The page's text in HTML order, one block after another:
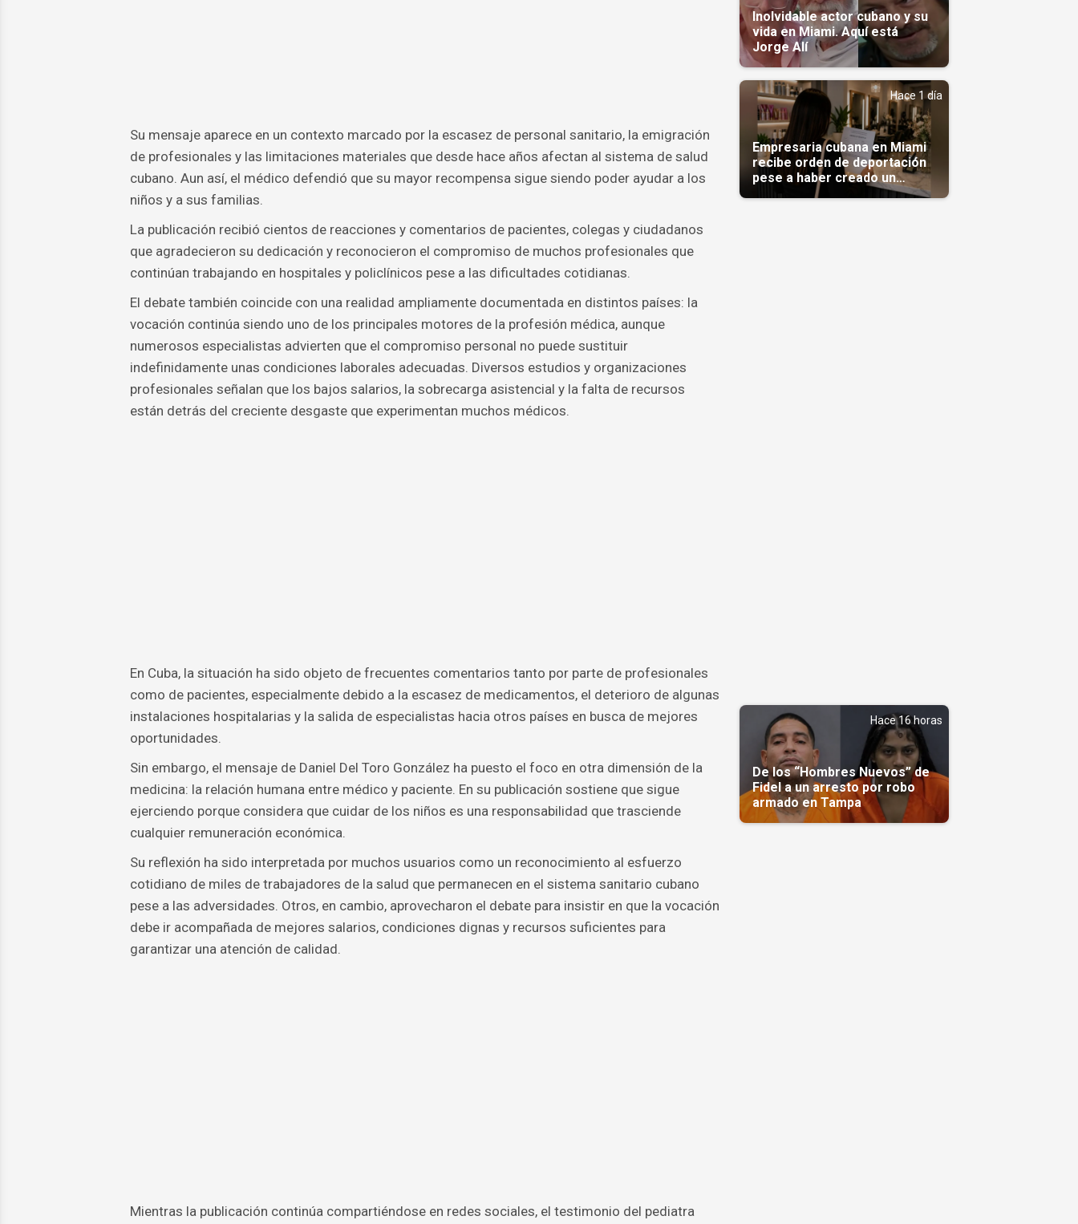
Su mensaje aparece en un contexto marcado por la escasez de personal sanitario, la emigración
de profesionales y las limitaciones materiales que desde hace años afectan al sistema de salud
cubano. Aun así, el médico defendió que su mayor recompensa sigue siendo poder ayudar a los
niños y a sus familias.
La publicación recibió cientos de reacciones y comentarios de pacientes, colegas y ciudadanos
que agradecieron su dedicación y reconocieron el compromiso de muchos profesionales que
continúan trabajando en hospitales y policlínicos pese a las dificultades cotidianas.
El debate también coincide con una realidad ampliamente documentada en distintos países: la
vocación continúa siendo uno de los principales motores de la profesión médica, aunque
numerosos especialistas advierten que el compromiso personal no puede sustituir
indefinidamente unas condiciones laborales adecuadas. Diversos estudios y organizaciones
profesionales señalan que los bajos salarios, la sobrecarga asistencial y la falta de recursos
están detrás del creciente desgaste que experimentan muchos médicos.
En Cuba, la situación ha sido objeto de frecuentes comentarios tanto por parte de profesionales
como de pacientes, especialmente debido a la escasez de medicamentos, el deterioro de algunas
instalaciones hospitalarias y la salida de especialistas hacia otros países en busca de mejores
oportunidades.
Sin embargo, el mensaje de Daniel Del Toro González ha puesto el foco en otra dimensión de la
medicina: la relación humana entre médico y paciente. En su publicación sostiene que sigue
ejerciendo porque considera que cuidar de los niños es una responsabilidad que trasciende
cualquier remuneración económica.
Su reflexión ha sido interpretada por muchos usuarios como un reconocimiento al esfuerzo
cotidiano de miles de trabajadores de la salud que permanecen en el sistema sanitario cubano
pese a las adversidades. Otros, en cambio, aprovecharon el debate para insistir en que la vocación
debe ir acompañada de mejores salarios, condiciones dignas y recursos suficientes para
garantizar una atención de calidad.
Mientras la publicación continúa compartiéndose en redes sociales, el testimonio del pediatra
Inolvidable actor cubano y su
vida en Miami. Aquí está
Jorge Alí
Hace 1 día
Empresaria cubana en Miami
recibe orden de deportación
pese a haber creado un
Hace 16 horas
De los “Hombres Nuevos” de
Fidel a un arresto por robo
armado en Tampa